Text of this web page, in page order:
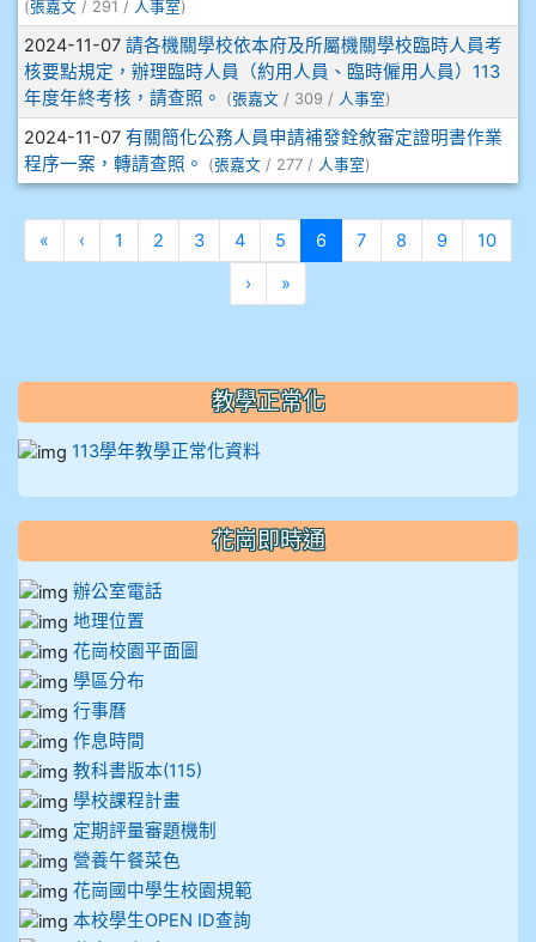
(張嘉文 / 291 / 人事室)
2024-11-07 請各機關學校依本府及所屬機關學校臨時人員考
核要點規定，辦理臨時人員（約用人員、臨時僱用人員）113
年度年終考核，請查照。
(張嘉文 / 309 / 人事室)
2024-11-07 有關簡化公務人員申請補發銓敘審定證明書作業
程序一案，轉請查照。
(張嘉文 / 277 / 人事室)
« 第一頁
‹ 上一頁
1 2 3 4 5 6(目前頁次)
7 8 9
10
›下一頁
»最後頁
教學正常化
113學年教學正常化資料
花崗即時通
辦公室電話
地理位置
花崗校園平面圖
學區分布
行事曆
作息時間
教科書版本(115)
學校課程計畫
定期評量審題機制
營養午餐菜色
花崗國中學生校園規範
本校學生OPEN ID查詢